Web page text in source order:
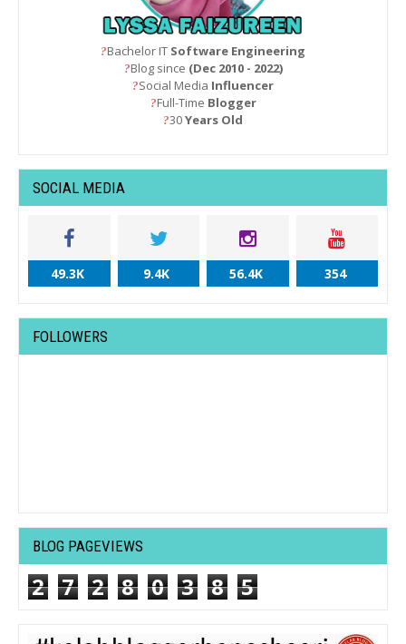
?Bachelor IT Software Engineering
?Blog since (Dec 2010 - 2022)
?Social Media Influencer
?Full-Time Blogger
?30Years Old
SOCIAL MEDIA
49.3K 9.4K 56.4K 354
FOLLOWERS
BLOG PAGEVIEWS
2 7 2 8 0 3 8 5